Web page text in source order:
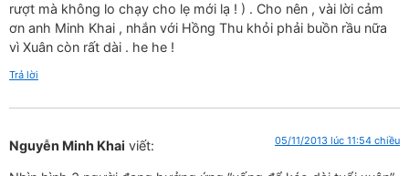
rượt mà không lo chạy cho lẹ mới lạ ! ) . Cho nên , vài lời cảm
ơn anh Minh Khai , nhắn với Hồng Thu khỏi phải buồn rầu nữa
vì Xuân còn rất dài . he he !
Trả lời
Nguyễn Minh Khai viết: 05/11/2013 lúc 11:54 chiều